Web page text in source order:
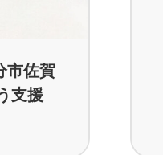
市佐賀
支援